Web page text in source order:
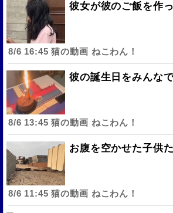
彼女が彼のご飯を作
8/6 16:45 猫の動画 ねこわん！
彼の誕生日をみんな
8/6 13:45 猫の動画 ねこわん！
お腹を空かせた子供
8/6 11:45 猫の動画 ねこわん！